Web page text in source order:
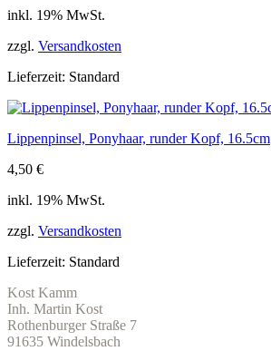
inkl. 19% MwSt.
zzgl. Versandkosten
Lieferzeit: Standard
Lippenpinsel, Ponyhaar, runder Kopf, 16.5cm
4,50 €
inkl. 19% MwSt.
zzgl. Versandkosten
Lieferzeit: Standard
Kost Kamm
Inh. Martin Kost
Rothenburger Straße 7
91635 Windelsbach